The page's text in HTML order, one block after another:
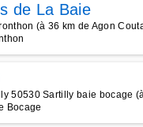
de La Baie
(à 36 km de Agon
50530 Sartilly baie bocage
Bocage